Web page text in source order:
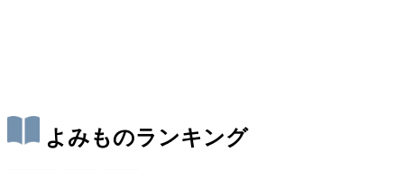
よみものランキング